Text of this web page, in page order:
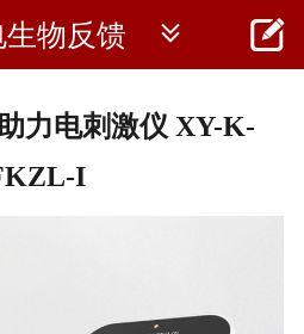
 首页
生物反馈  
力电刺激仪 XY-K-
I